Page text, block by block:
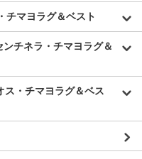
チマヨラグ＆ベスト
チネラ・チマヨラグ＆
・チマヨラグ＆ベス